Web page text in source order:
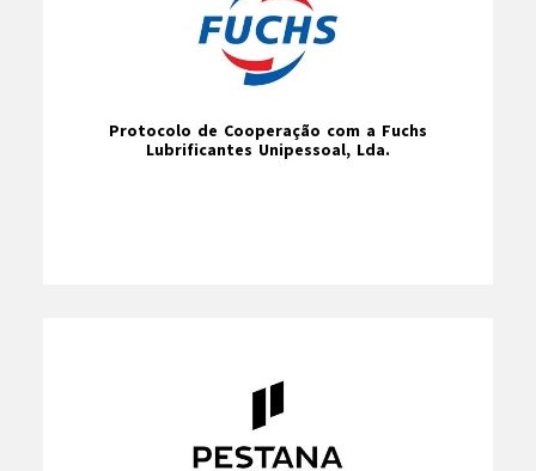
Protocolo de Cooperação com a Fuchs
Lubrificantes Unipessoal, Lda.